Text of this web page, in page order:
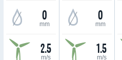
0
mm
2.5
m/s
0
mm
1.5
m/s